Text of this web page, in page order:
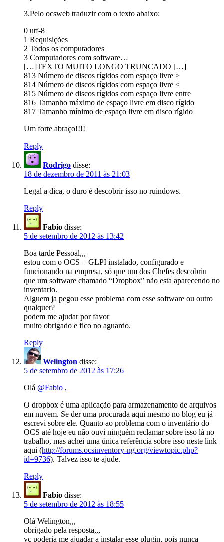
3.Pelo ocsweb traduzir com o texto abaixo:
0 utf-8
1 Requisições
2 Todos os computadores
3 Computadores com software…
[…]TEXTO MUITO LONGO TRUNCADO […]
813 Número de discos rígidos com espaço livre >
814 Número de discos rígidos com espaço livre <
815 Número de discos rígidos com espaço livre entre
816 Tamanho máximo de espaço livre em disco rígido
817 Tamanho mínimo de espaço livre em disco rígido
Um forte abraço!!!!
Reply
Rodrigo disse:
18 de dezembro de 2011 às 21:03
Legal a dica, o duro é descobrir isso no ruindows.
Reply
Fabio disse:
5 de setembro de 2012 às 13:42
Boa tarde Pessoal,,,
estou com o OCS + GLPI instalado, configurado e
funcionando na empresa, só que um dos Chefes descobriu
que um software chamado “Dropbox” não esta aparecendo no
inventario.
Alguem ja pegou esse problema com esse software ou outro
qualquer?
podem me ajudar por favor
muito obrigado e fico no aguardo.
Reply
Welington disse:
5 de setembro de 2012 às 17:26
Olá @Fabio ,
O dropbox é uma aplicação para armazenamento de arquivos
em nuvem. Se der uma procurada aqui mesmo no blog eu já
escrevi sobre ele. Quanto ao problema com o inventário do
OCS até hoje eu não ouvi ninguém reclamar sobre isso lá no
trabalho, mas achei uma única referência sobre isso neste link
aqui (http://forums.ocsinventory-ng.org/viewtopic.php?
id=9736). Talvez isso te ajude.
Reply
Fabio disse:
5 de setembro de 2012 às 18:55
Olá Welington,,,
obrigado pela resposta,,,
vc poderia me ajuadar a instalar esse plugin, pois nunca